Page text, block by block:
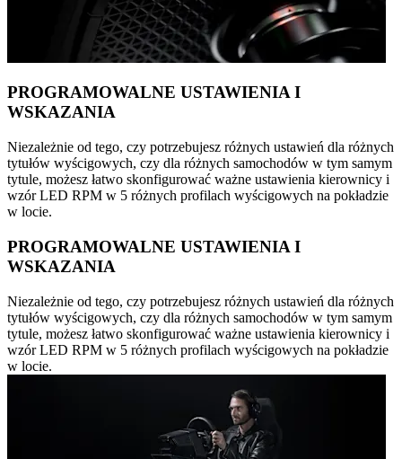
PROGRAMOWALNE USTAWIENIA I
WSKAZANIA
Niezależnie od tego, czy potrzebujesz różnych ustawień dla różnych
tytułów wyścigowych, czy dla różnych samochodów w tym samym
tytule, możesz łatwo skonfigurować ważne ustawienia kierownicy i
wzór LED RPM w 5 różnych profilach wyścigowych na pokładzie
w locie.
PROGRAMOWALNE USTAWIENIA I
WSKAZANIA
Niezależnie od tego, czy potrzebujesz różnych ustawień dla różnych
tytułów wyścigowych, czy dla różnych samochodów w tym samym
tytule, możesz łatwo skonfigurować ważne ustawienia kierownicy i
wzór LED RPM w 5 różnych profilach wyścigowych na pokładzie
w locie.